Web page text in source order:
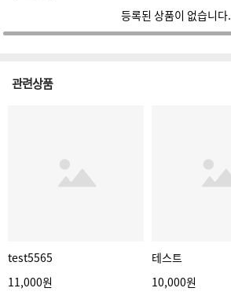
등록된 상품이 없습니다.
관련상품
test5565
11,000원
테스트
10,000원